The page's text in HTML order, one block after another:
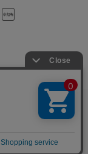
クッキー)を
バシーポリシーを